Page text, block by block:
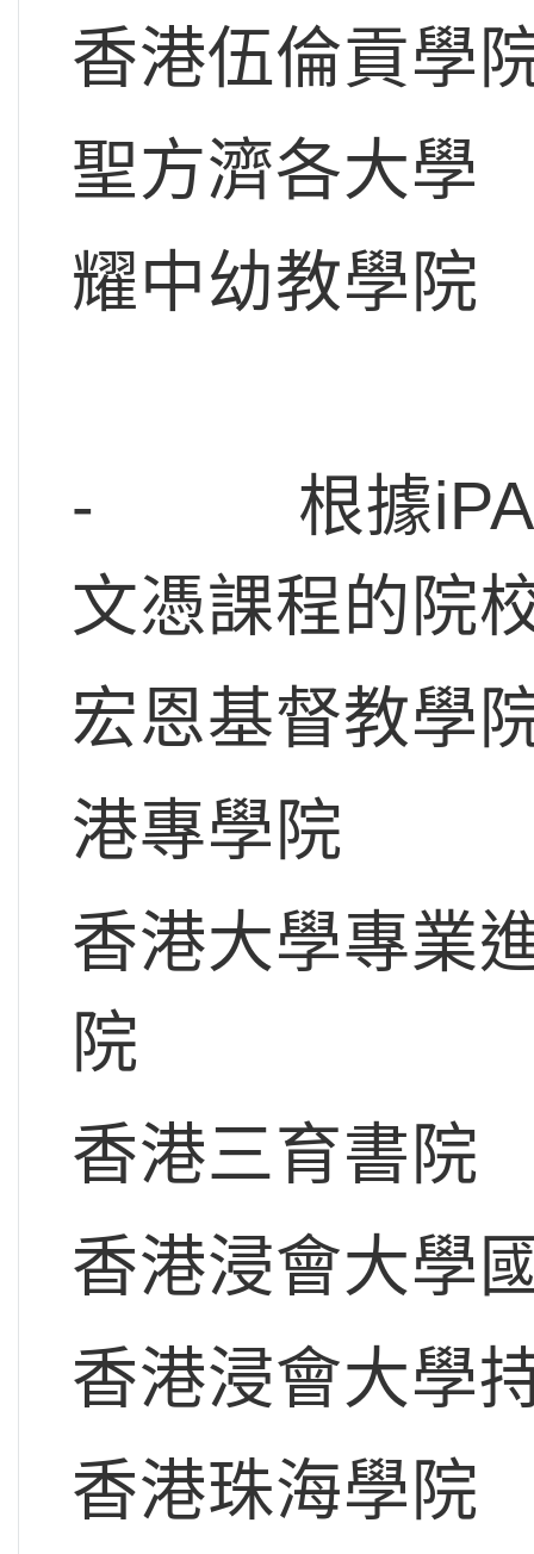
香港伍倫貢學
聖方濟各大學
耀中幼教學院
- 根據
文憑課程的院
宏恩基督教學
港專學院
香港大學專業
院
香港三育書院
香港浸會大學
香港浸會大學
香港珠海學院